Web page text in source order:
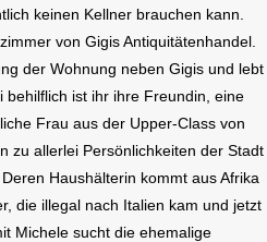
keinen Kellner brauchen kann.
von Gigis Antiquitätenhandel.
der Wohnung neben Gigis und lebt
ist ihr ihre Freundin, eine
Frau aus der Upper-Class von
zu allerlei Persönlichkeiten der Stadt
Haushälterin kommt aus Afrika
die illegal nach Italien kam und jetzt
Michele sucht die ehemalige